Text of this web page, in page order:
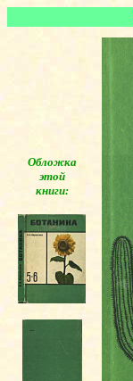
Обложка
этой
книги:
◄